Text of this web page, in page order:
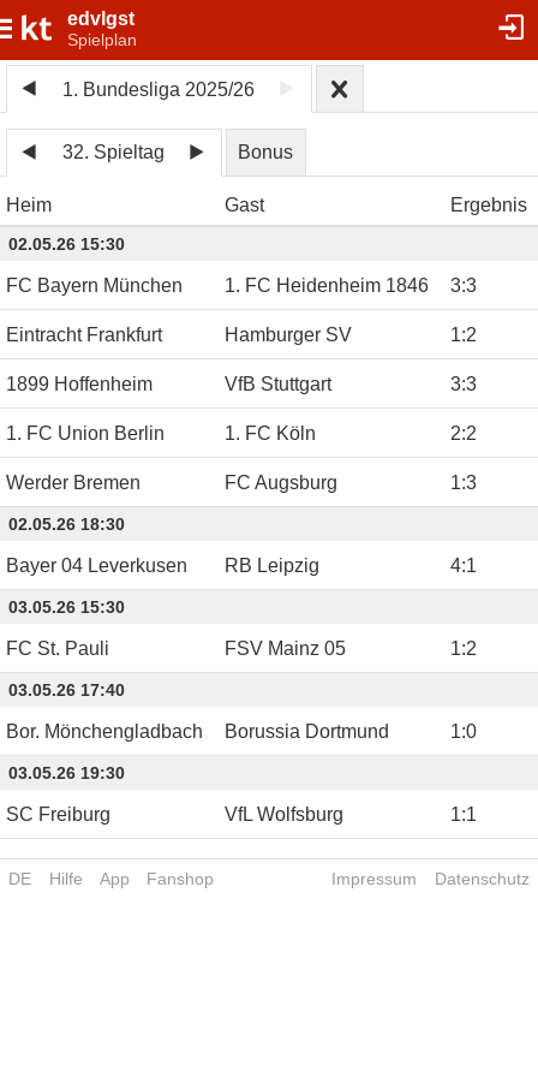
edvlgst
Spielplan
1. Bundesliga 2025/26
32. Spieltag Bonus
Heim Gast Ergebnis
02.05.26 15:30
FC Bayern München 1. FC Heidenheim 1846 3:3
Eintracht Frankfurt Hamburger SV 1:2
1899 Hoffenheim VfB Stuttgart 3:3
1. FC Union Berlin 1. FC Köln 2:2
Werder Bremen FC Augsburg 1:3
02.05.26 18:30
Bayer 04 Leverkusen RB Leipzig 4:1
03.05.26 15:30
FC St. Pauli FSV Mainz 05 1:2
03.05.26 17:40
Bor. Mönchengladbach Borussia Dortmund 1:0
03.05.26 19:30
SC Freiburg VfL Wolfsburg 1:1
DE Hilfe App Fanshop Impressum Datenschutz